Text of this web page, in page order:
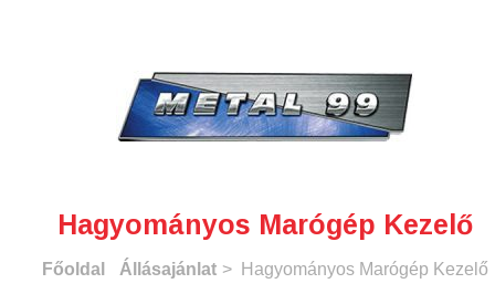
Hagyományos Marógép Kezelő
Főoldal Állásajánlat > Hagyományos Marógép Kezelő